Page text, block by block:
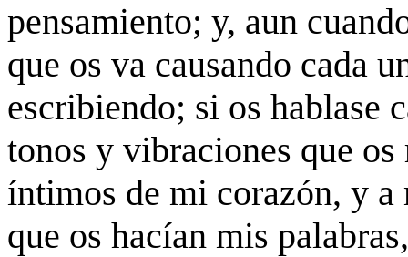
pensamiento; y, aun
que os va causando cada
escribiendo; si os hablase
tonos y vibraciones que
íntimos de mi corazón, y
que os hacían mis